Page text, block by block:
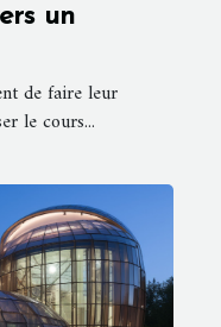
un
de faire leur
le cours...